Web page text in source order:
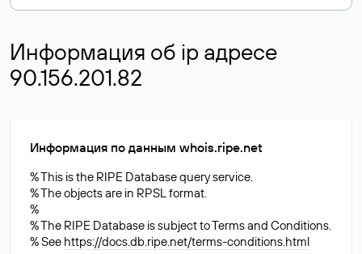
Информация об ip адресе
90.156.201.82
Информация по данным whois.ripe.net
% This is the RIPE Database query service.
% The objects are in RPSL format.
%
% The RIPE Database is subject to Terms and Conditions.
% See https://docs.db.ripe.net/terms-conditions.html